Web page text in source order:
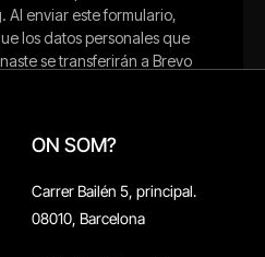
ON SOM?
Carrer Bailén 5, principal.
08010, Barcelona